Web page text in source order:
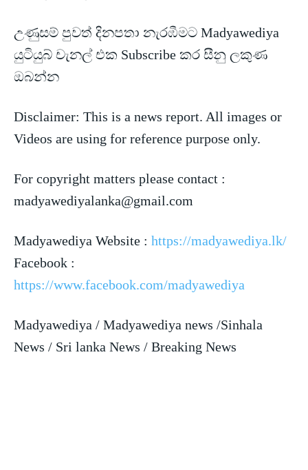
උණුසම් පුවත් දිනපතා නැරඹීමට Madyawediya
යුටියුබ් චැනල් එක Subscribe කර සීනු ලකුණ
ඔබන්න
Disclaimer: This is a news report. All images or
Videos are using for reference purpose only.
For copyright matters please contact :
madyawediyalanka@gmail.com
Madyawediya Website : https://madyawediya.lk/
Facebook :
https://www.facebook.com/madyawediya
Madyawediya / Madyawediya news /Sinhala
News / Sri lanka News / Breaking News